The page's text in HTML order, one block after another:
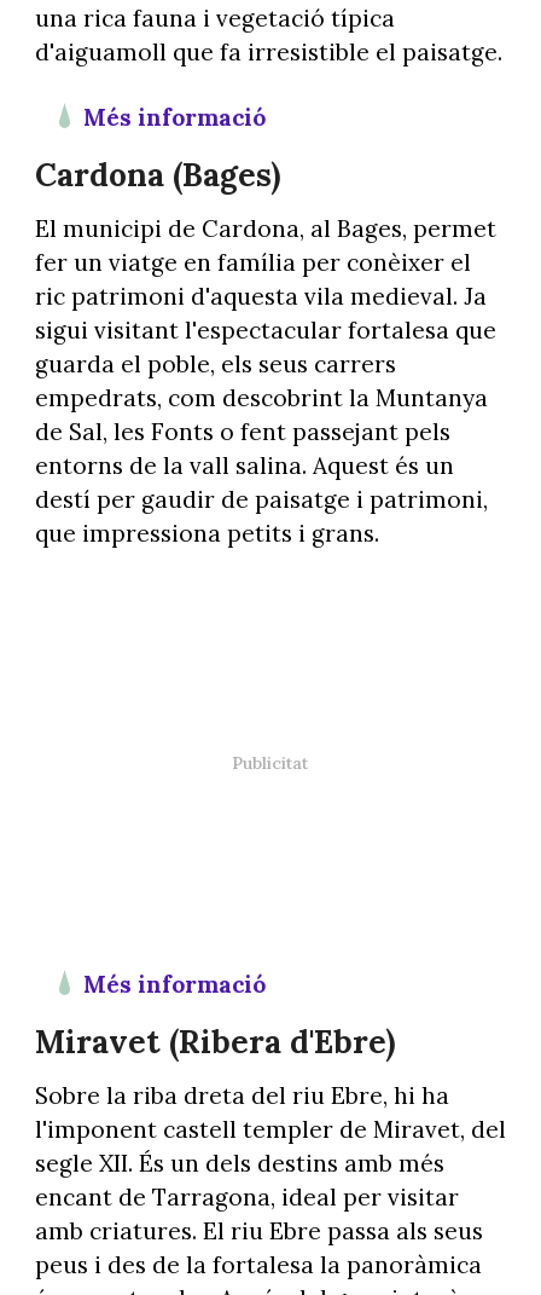
una rica fauna i vegetació típica
d'aiguamoll que fa irresistible el paisatge.
Més informació
Cardona (Bages)
El municipi de Cardona, al Bages, permet
fer un viatge en família per conèixer el
ric patrimoni d'aquesta vila medieval. Ja
sigui visitant l'espectacular fortalesa que
guarda el poble, els seus carrers
empedrats, com descobrint la Muntanya
de Sal, les Fonts o fent passejant pels
entorns de la vall salina. Aquest és un
destí per gaudir de paisatge i patrimoni,
que impressiona petits i grans.
Més informació
Miravet (Ribera d'Ebre)
Sobre la riba dreta del riu Ebre, hi ha
l'imponent castell templer de Miravet, del
segle XII. És un dels destins amb més
encant de Tarragona, ideal per visitar
amb criatures. El riu Ebre passa als seus
peus i des de la fortalesa la panoràmica